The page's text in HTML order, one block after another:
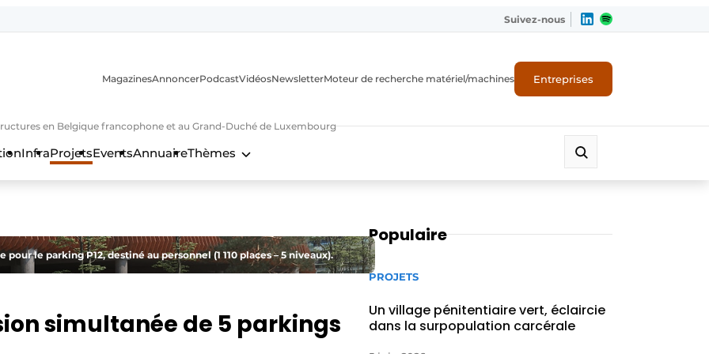
Suivez-nous
en Belgique francophone et au Grand-Duché de Luxembourg
MagazinesAnnoncerPodcastVidéosNewsletterMoteur de recherche matériel/machines Entreprises
InfraProjetsEventsAnnuaireThèmes
le parking P12, destiné au personnel (1 110 places – 5 niveaux).
simultanée de 5 parkings
Populaire
PROJETS
Un village pénitentiaire vert, éclaircie
dans la surpopulation carcérale